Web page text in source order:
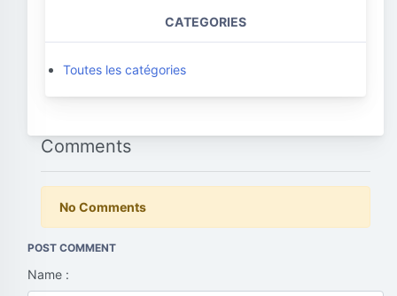
CATEGORIES
Toutes les catégories
Comments
No Comments
POST COMMENT
Name :